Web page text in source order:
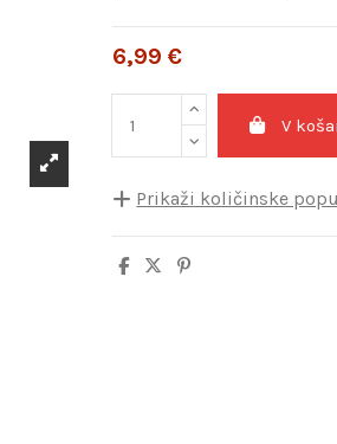
6,99 €
V
Prikaži količinske
Količina Popust